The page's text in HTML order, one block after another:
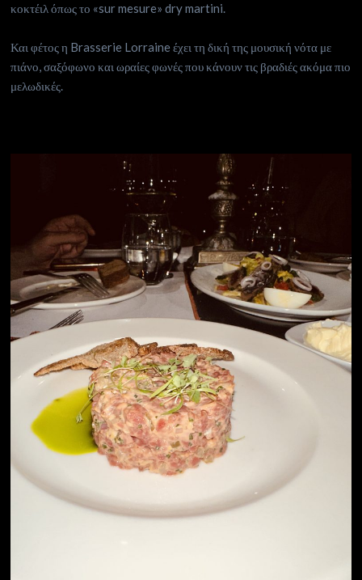
κοκτέιλ όπως το «sur mesure» dry martini.
Και φέτος η Brasserie Lorraine έχει τη δική της μουσική νότα με
πιάνο, σαξόφωνο και ωραίες φωνές που κάνουν τις βραδιές ακόμα πιο
μελωδικές.